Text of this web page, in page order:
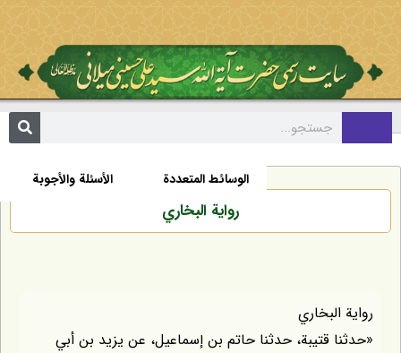
الأسئلة والأجوبة الوسائط المتعددة
رواية البخاري
رواية البخاري
«حدثنا قتيبة، حدثنا حاتم بن إسماعيل، عن يزيد بن أبي